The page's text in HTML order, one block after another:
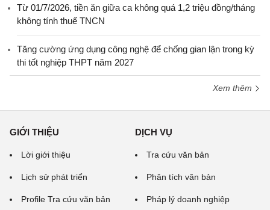
Từ 01/7/2026, tiền ăn giữa ca không quá 1,2 triệu đồng/tháng
không tính thuế TNCN
Tăng cường ứng dụng công nghệ để chống gian lận trong kỳ
thi tốt nghiệp THPT năm 2027
Xem thêm
GIỚI THIỆU
Lời giới thiệu
Lịch sử phát triển
Profile Tra cứu văn bản
DỊCH VỤ
Tra cứu văn bản
Phân tích văn bản
Pháp lý doanh nghiệp